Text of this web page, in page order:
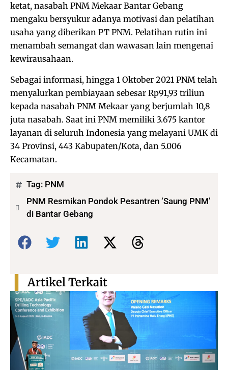
ketat, nasabah PNM Mekaar Bantar Gebang
mengaku bersyukur adanya motivasi dan pelatihan
usaha yang diberikan PT PNM. Pelatihan rutin ini
menambah semangat dan wawasan lain mengenai
kewirausahaan.
Sebagai informasi, hingga 1 Oktober 2021 PNM telah
menyalurkan pembiayaan sebesar Rp91,93 triliun
kepada nasabah PNM Mekaar yang berjumlah 10,8
juta nasabah. Saat ini PNM memiliki 3.675 kantor
layanan di seluruh Indonesia yang melayani UMK di
34 Provinsi, 443 Kabupaten/Kota, dan 5.006
Kecamatan.
Tag: PNM
PNM Resmikan Pondok Pesantren ‘Saung PNM’
di Bantar Gebang
Bagikan:
Artikel Terkait